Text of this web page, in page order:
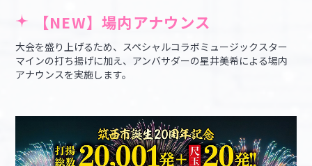
【NEW】場内アナウンス
大会を盛り上げるため、スペシャルコラボミュージックスター
マインの打ち揚げに加え、アンバサダーの星井美希による場内
アナウンスを実施します。